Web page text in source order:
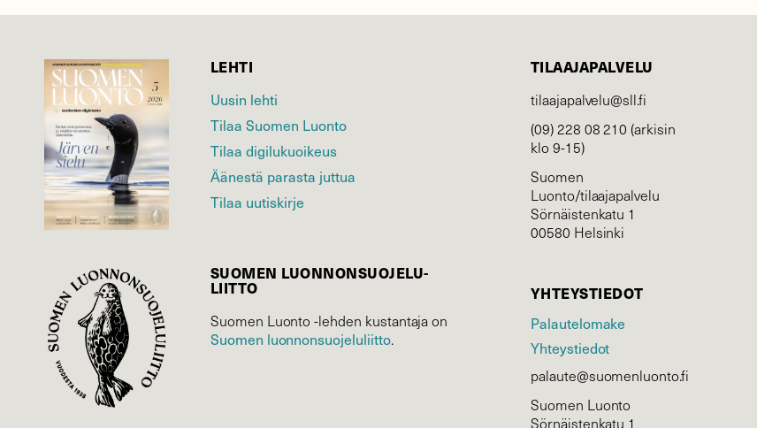
LEHTI
Uusin lehti
Tilaa Suomen Luonto
Tilaa digilukuoikeus
Äänestä parasta juttua
Tilaa uutiskirje
SUOMEN LUONNON­SUOJELU­
LIITTO
Suomen Luonto -lehden kustantaja on
Suomen luonnonsuojelu­liitto.
TILAAJAPALVELU
tilaajapalvelu@sll.fi
(09) 228 08 210 (arkisin
klo 9-15)
Suomen
Luonto/tilaajapalvelu
Sörnäistenkatu 1
00580 Helsinki
YHTEYSTIEDOT
Palautelomake
Yhteystiedot
palaute@suomenluonto.fi
Suomen Luonto
Sörnäistenkatu 1